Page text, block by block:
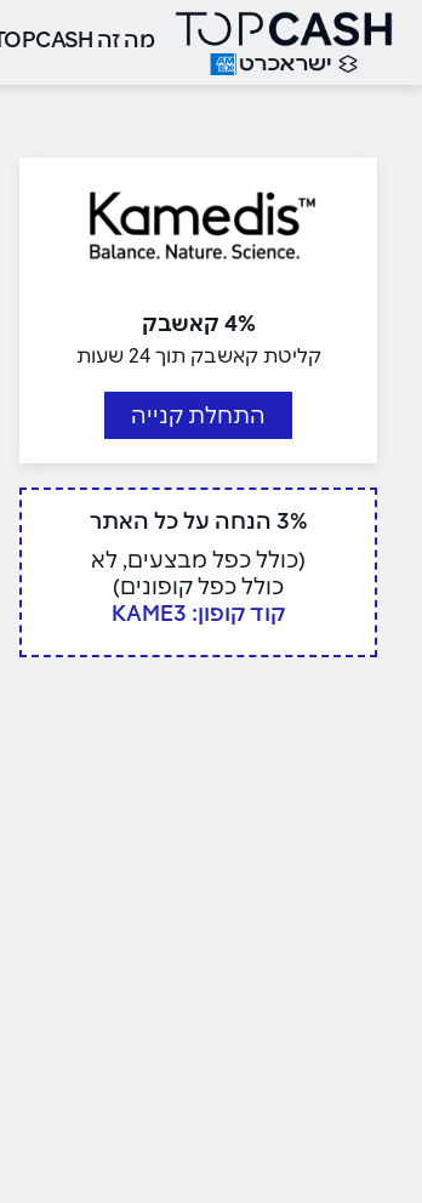
מה זה TOPCASH?
4% קאשבק
קליטת קאשבק תוך 24 שעות
התחלת קנייה
3% הנחה על כל האתר
(כולל כפל מבצעים, לא
כולל כפל קופונים)
קוד קופון: KAME3